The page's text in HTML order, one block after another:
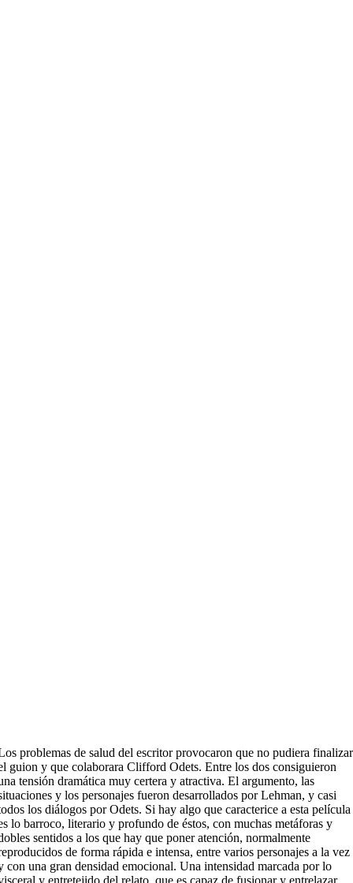
problemas de salud del escritor provocaron que no pudiera finalizar
guion y que colaborara Clifford Odets. Entre los dos consiguieron
tensión dramática muy certera y atractiva. El argumento, las
y los personajes fueron desarrollados por Lehman, y casi
los diálogos por Odets. Si hay algo que caracterice a esta película
lo barroco, literario y profundo de éstos, con muchas metáforas y
sentidos a los que hay que poner atención, normalmente
de forma rápida e intensa, entre varios personajes a la vez
con una gran densidad emocional. Una intensidad marcada por lo
y entretejido del relato, que es capaz de fusionar y entrelazar